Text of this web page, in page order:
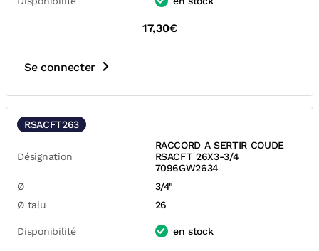
17,30€
Se connecter
RSACFT263
Désignation
RACCORD A SERTIR COUDE
RSACFT 26X3-3/4
7096GW2634
Ø
3/4"
Ø talu
26
Disponibilité en stock